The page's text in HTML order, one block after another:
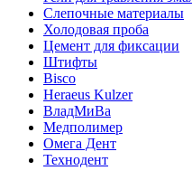
Слепочные материалы
Холодовая проба
Цемент для фиксации
Штифты
Bisco
Heraeus Kulzer
ВладМиВа
Медполимер
Омега Дент
Технодент